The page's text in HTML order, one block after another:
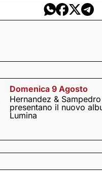
Domenica 9 Agosto
Hernandez & Sampedro
presentano il nuovo
Lumina